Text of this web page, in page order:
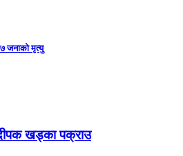
७ जनाको मृत्यु
खड्का पक्राउ